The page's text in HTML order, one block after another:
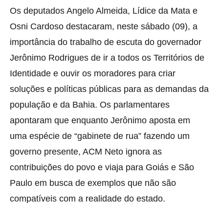
Os deputados Angelo Almeida, Lídice da Mata e
Osni Cardoso destacaram, neste sábado (09), a
importância do trabalho de escuta do governador
Jerônimo Rodrigues de ir a todos os Territórios de
Identidade e ouvir os moradores para criar
soluções e políticas públicas para as demandas da
população e da Bahia. Os parlamentares
apontaram que enquanto Jerônimo aposta em
uma espécie de “gabinete de rua” fazendo um
governo presente, ACM Neto ignora as
contribuições do povo e viaja para Goiás e São
Paulo em busca de exemplos que não são
compatíveis com a realidade do estado.